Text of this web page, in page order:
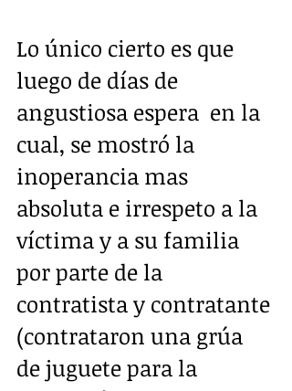
Lo único cierto es que
luego de días de
angustiosa espera  en la
cual, se mostró la
inoperancia mas
absoluta e irrespeto a la
víctima y a su familia
por parte de la
contratista y contratante
(contrataron una grúa
de juguete para la